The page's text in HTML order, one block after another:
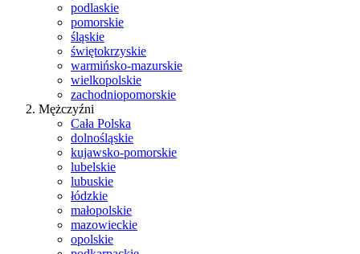
podlaskie
pomorskie
śląskie
świętokrzyskie
warmińsko-mazurskie
wielkopolskie
zachodniopomorskie
Mężczyźni
Cała Polska
dolnośląskie
kujawsko-pomorskie
lubelskie
lubuskie
łódzkie
małopolskie
mazowieckie
opolskie